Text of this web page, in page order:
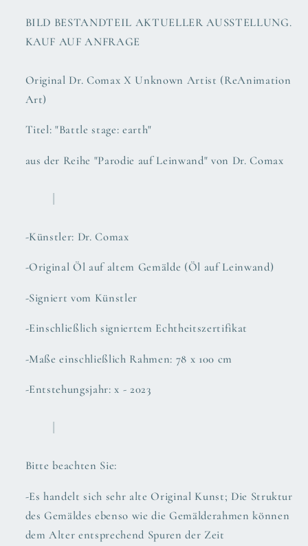
BILD BESTANDTEIL AKTUELLER AUSSTELLUNG.
KAUF AUF ANFRAGE
Original Dr. Comax X Unknown Artist (ReAnimation
Art)
Titel: "Battle stage: earth"
aus der Reihe "Parodie auf Leinwand" von Dr. Comax
-Künstler: Dr. Comax
-Original Öl auf altem Gemälde (Öl auf Leinwand)
-Signiert vom Künstler
-Einschließlich signiertem Echtheitszertifikat
-Maße einschließlich Rahmen: 78 x 100 cm
-Entstehungsjahr: x - 2023
Bitte beachten Sie:
-Es handelt sich sehr alte Original Kunst; Die Struktur
des Gemäldes ebenso wie die Gemälderahmen können
dem Alter entsprechend Spuren der Zeit